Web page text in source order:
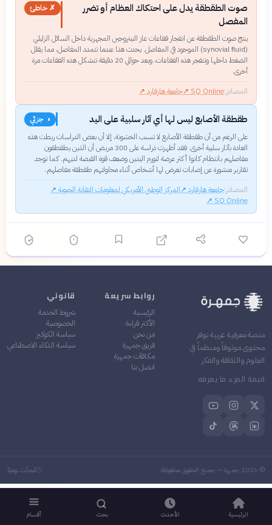
صوت الطقطقة يدل على احتكاك العظام أو تضرر
المفصل
✗ خاطئ
ينتج صوت الطقطقة عن انفجار فقاعات غاز النيتروجين المجهرية داخل السائل الزليلي
(synovial fluid) الموجود في المفاصل. يحدث هذا عندما تتمدد المفاصل، مما يقلل
الضغط داخلها وتنفجر هذه الفقاعات، وبعد حوالي 20 دقيقة تتشكل هذه الفقاعات مرة
أخرى.
المصادر:SQ Online
↗جامعة هارفارد ↗
طقطقة الأصابع ليس لها أي آثار سلبية على اليد
◑ جزئي
على الرغم من أن طقطقة الأصابع لا تسبب الخشونة، إلا أن بعض الدراسات ربطت هذه
العادة بآثار سلبية أخرى. فقد أظهرت دراسة على 300 مريض أن الذين يطقطقون
مفاصلهم بانتظام كانوا أكثر عرضة لتورم اليدين وضعف قوة القبضة لديهم. كما توجد
تقارير منشورة عن إصابات تعرض لها أشخاص أثناء محاولتهم طقطقة مفاصلهم.
المصادر:جامعة هارفارد ↗المركز الوطني الأمريكي لمعلومات التقانة الحيوية ↗
SQ Online
↗
منصة معرفية عربية توفر
محتوى موثوقاً ومنظماً في
العلوم والثقافة والفكر
قيمة المرء ما يعرفه
روابط سريعة
الرئيسية
الأكثر قراءة
من نحن
فريق جمهرة
مكافآت جمهرة
اتصل بنا
قانوني
شروط الخدمة
الخصوصية
سياسة الكوكيز
سياسة الذكاء الاصطناعي
©
2026 جمهرة — جميع الحقوق محفوظة مُحدَّث يوميًا
الرئيسية الأحدث بحث أقسام